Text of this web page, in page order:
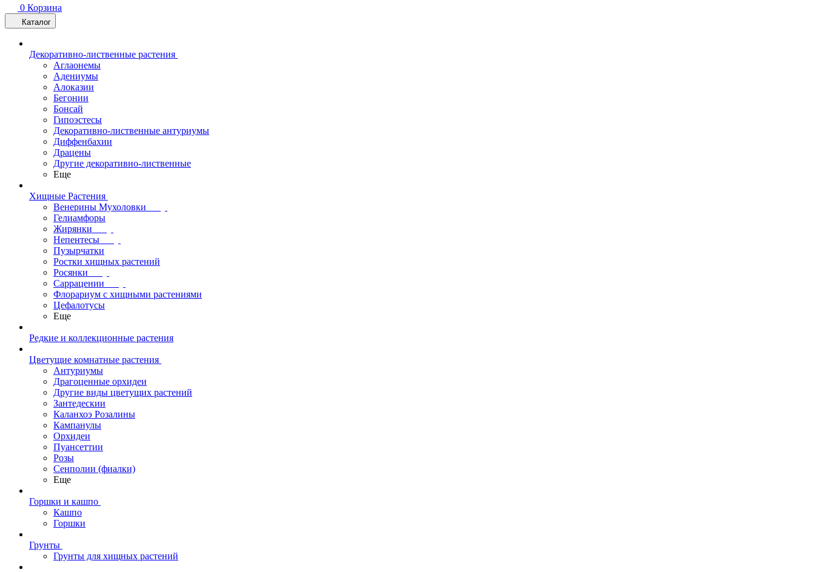
0 Корзина
Каталог
Декоративно-лиственные растения
Аглаонемы
Адениумы
Алоказии
Бегонии
Бонсай
Гипоэстесы
Декоративно-лиственные антуриумы
Диффенбахии
Драцены
Другие декоративно-лиственные
Еще
Хищные Растения
Венерины Мухоловки
Гелиамфоры
Жирянки
Непентесы
Пузырчатки
Ростки хищных растений
Росянки
Саррацении
Флорариум с хищными растениями
Цефалотусы
Еще
Редкие и коллекционные растения
Цветущие комнатные растения
Антуриумы
Драгоценные орхидеи
Другие виды цветущих растений
Зантедескии
Каланхоэ Розалины
Кампанулы
Орхидеи
Пуансеттии
Розы
Сенполии (фиалки)
Еще
Горшки и кашпо
Кашпо
Горшки
Грунты
Грунты для хищных растений